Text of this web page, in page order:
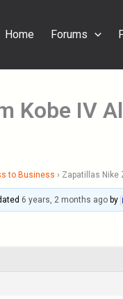
Home Forums
Kobe IV
to Business › Zapatillas Nike
6 years, 2 months ago by